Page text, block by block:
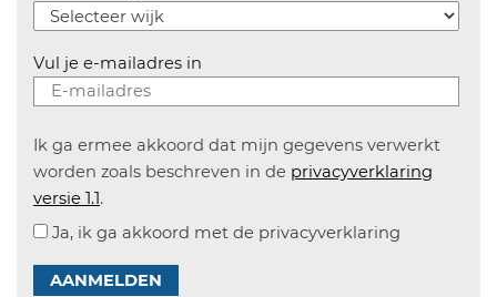
Vul je e-mailadres in
Ik ga ermee akkoord dat mijn gegevens verwerkt
worden zoals beschreven in de privacyverklaring
versie 1.1.
Ja, ik ga akkoord met de privacyverklaring
AANMELDEN